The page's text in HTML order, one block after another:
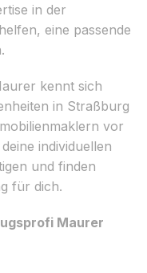
in der
eine passende
kennt sich
in Straßburg
vor
individuellen
und finden
für dich.
Maurer